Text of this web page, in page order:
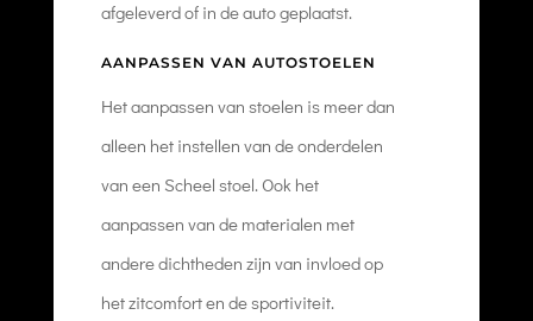
afgeleverd of in de auto geplaatst.
AANPASSEN VAN AUTOSTOELEN
Het aanpassen van stoelen is meer dan
alleen het instellen van de onderdelen
van een Scheel stoel. Ook het
aanpassen van de materialen met
andere dichtheden zijn van invloed op
het zitcomfort en de sportiviteit.